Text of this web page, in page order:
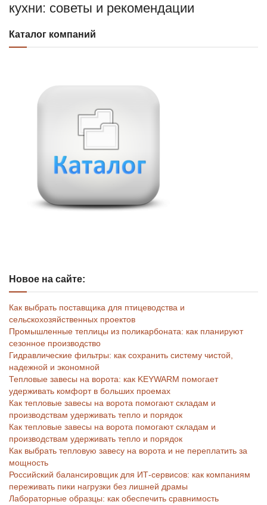
кухни: советы и рекомендации
Каталог компаний
Новое на сайте:
Как выбрать поставщика для птицеводства и
сельскохозяйственных проектов
Промышленные теплицы из поликарбоната: как планируют
сезонное производство
Гидравлические фильтры: как сохранить систему чистой,
надежной и экономной
Тепловые завесы на ворота: как KEYWARM помогает
удерживать комфорт в больших проемах
Как тепловые завесы на ворота помогают складам и
производствам удерживать тепло и порядок
Как тепловые завесы на ворота помогают складам и
производствам удерживать тепло и порядок
Как выбрать тепловую завесу на ворота и не переплатить за
мощность
Российский балансировщик для ИТ-сервисов: как компаниям
переживать пики нагрузки без лишней драмы
Лабораторные образцы: как обеспечить сравнимость